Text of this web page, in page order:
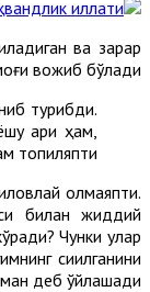
ва зарар
вожиб бўлади.
турибди.
қари ҳам,
топиляпти.
олмаяпти.
билан жиддий
Чунки улар
сиқилганини
деб ўйлашади.